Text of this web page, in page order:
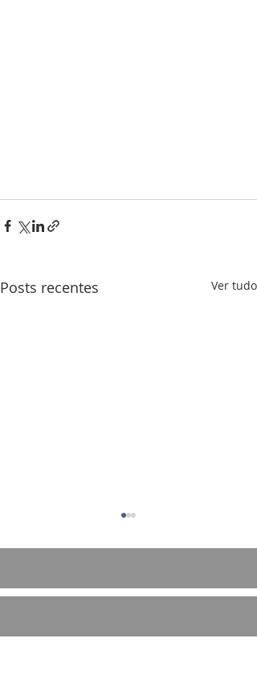
Posts recentes Ver tudo